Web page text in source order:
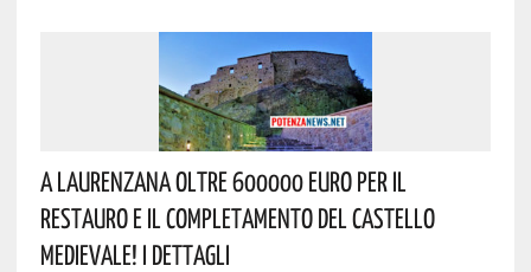
A Laurenzana Oltre 600000 Euro Per Il
Restauro E Il Completamento Del Castello
Medievale! I Dettagli